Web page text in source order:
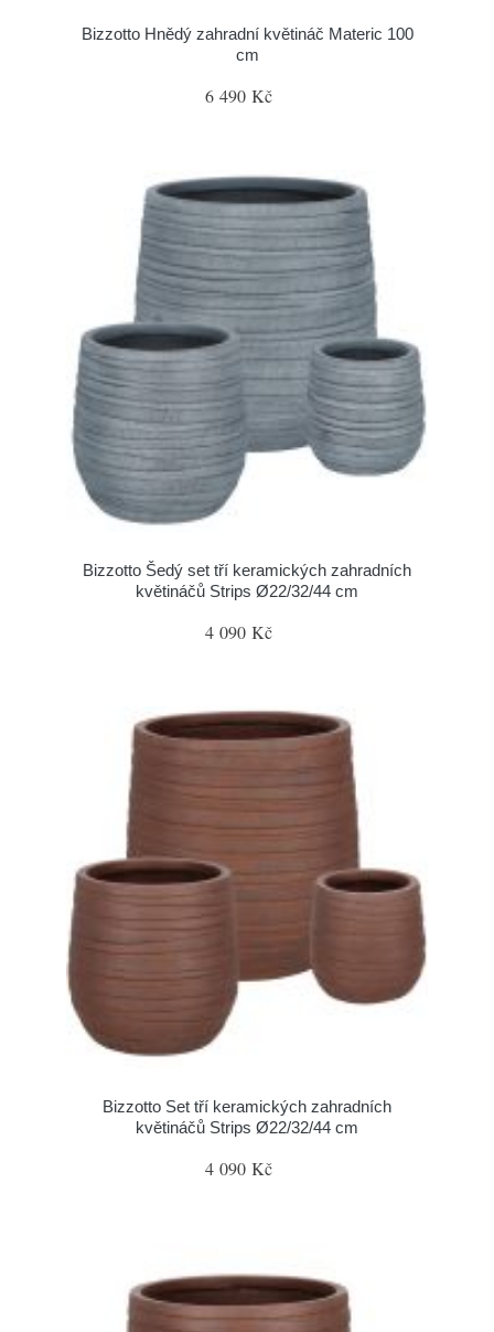
Bizzotto Hnědý zahradní květináč Materic 100
cm
6 490 Kč
Bizzotto Šedý set tří keramických zahradních
květináčů Strips Ø22/32/44 cm
4 090 Kč
Bizzotto Set tří keramických zahradních
květináčů Strips Ø22/32/44 cm
4 090 Kč